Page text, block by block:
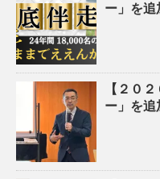
ー」を追
【２０
ー」を追